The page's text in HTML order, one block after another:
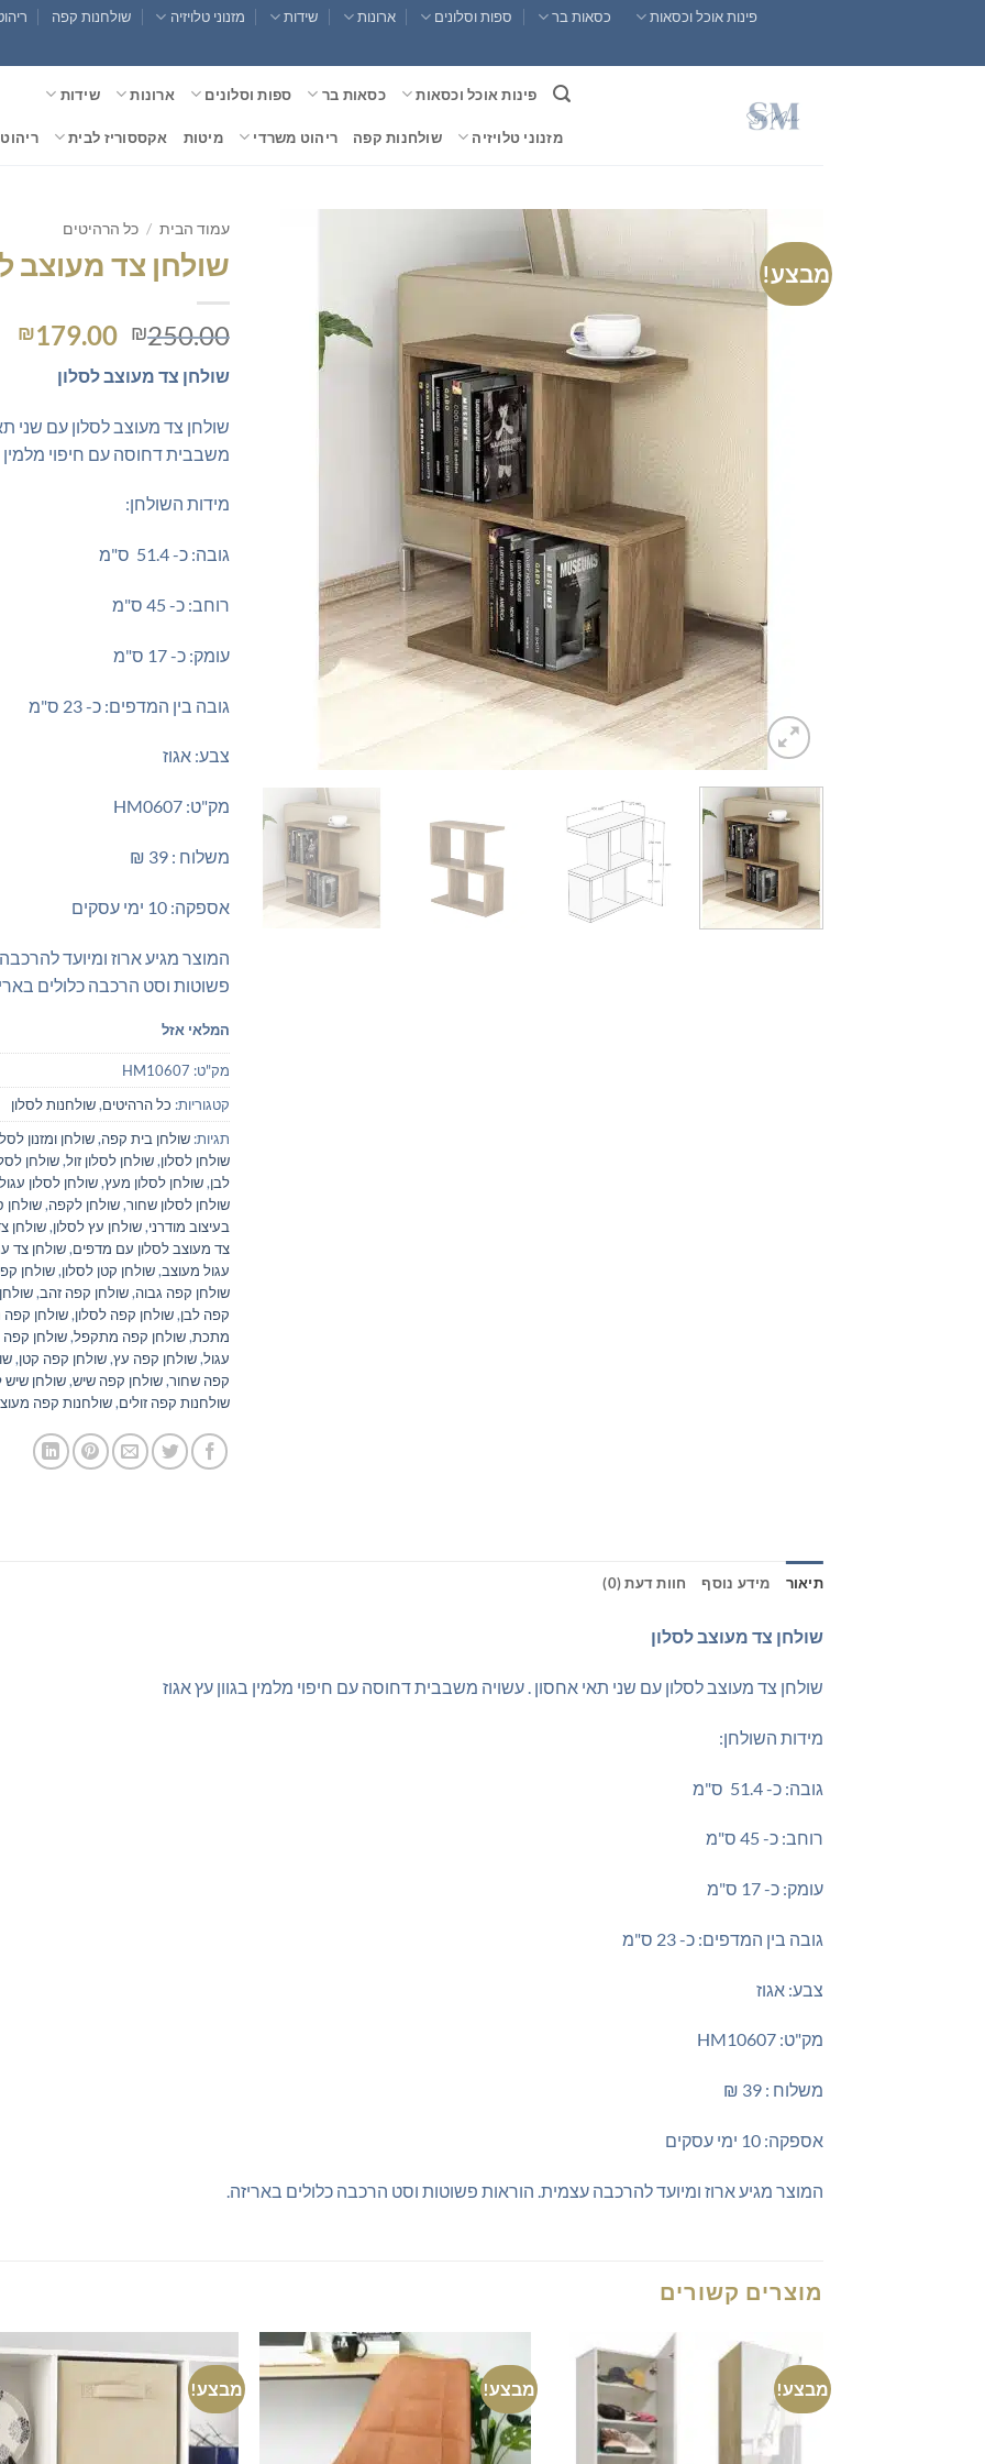
content
פינות אוכל וכסאות כסאות בר ספות וסלונים ארונות שידות מזנוני טלויזיה שולחנות קפה
פינות אוכל וכסאות כסאות בר ספות וסלונים ארונות שידות
מזנוני טלויזיה שולחנות קפה ריהוט משרדי מיטות אקססוריז לבית ריהוט
מבצע!
עמוד הבית / כל הרהיטים
שולחן צד מעוצב
₪250.00
המחיר
היה:
₪250.00.
₪179.00
שולחן צד מעוצב לסלון
שולחן צד מעוצב לסלון עם שני
משבבית דחוסה עם חיפוי מלמין
מידות השולחן:
גובה: כ- 51.4 ס"מ
רוחב: כ- 45 ס"מ
עומק: כ- 17 ס"מ
גובה בין המדפים: כ- 23 ס"מ
צבע: אגוז
מק"ט: HM0607
משלוח : 39 ₪
אספקה: 10 ימי עסקים
המוצר מגיע ארוז ומיועד
פשוטות וסט הרכבה כלולים
המלאי אזל
מק"ט: HM10607
קטגוריות: כל הרהיטים,שולחנות לסלון
תגיות: שולחן בית קפה,שולחן ומזנון
שולחן לסלון,שולחן לסלון זול,שולחן
לבן,שולחן לסלון מעץ,שולחן לסלון עגול
שולחן לסלון שחור,שולחן לקפה,שולחן
בעיצוב מודרני,שולחן עץ לסלון,שולחן
צד מעוצב לסלון עם מדפים,שולחן צד
עגול מעוצב,שולחן קטן לסלון,שולחן
שולחן קפה גבוה,שולחן קפה זהב,
קפה לבן,שולחן קפה לסלון,שולחן
מתכת,שולחן קפה מתקפל,שולחן
עגול,שולחן קפה עץ,שולחן קפה קטן,
קפה שחור,שולחן קפה שיש,שולחן שיש
שולחנות קפה זולים,שולחנות קפה
תיאור מידע נוסף חוות דעת (0)
שולחן צד מעוצב לסלון
שולחן צד מעוצב לסלון עם שני תאי אחסון . עשויה משבבית דחוסה עם חיפוי מלמין בגוון עץ אגוז
מידות השולחן:
גובה: כ- 51.4 ס"מ
רוחב: כ- 45 ס"מ
עומק: כ- 17 ס"מ
גובה בין המדפים: כ- 23 ס"מ
צבע: אגוז
מק"ט: HM10607
משלוח : 39 ₪
אספקה: 10 ימי עסקים
המוצר מגיע ארוז ומיועד להרכבה עצמית. הוראות פשוטות וסט הרכבה כלולים באריזה.
מוצרים קשורים
מבצע! מבצע! מבצע!